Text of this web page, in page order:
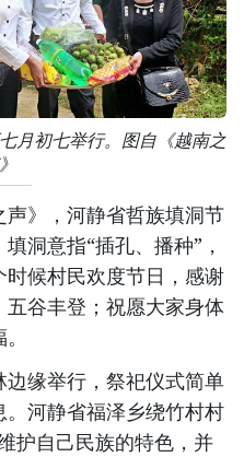
月初七举行。图自《越南之
》，河静省哲族填洞节
洞意指“插孔、播种”，
候村民欢度节日，感谢
谷丰登；祝愿大家身体
缘举行，祭祀仪式简单
河静省福泽乡绕竹村村
护自己民族的特色，并